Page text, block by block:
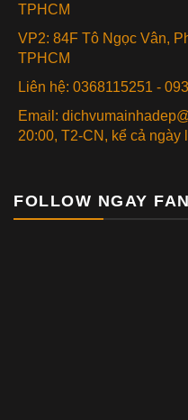
TPHCM
VP2: 84F Tô Ngọc Vân,
TPHCM
Liên hệ: 0368115251 -
Email:
20:00, T2-CN, kể cả ngày
FOLLOW NGAY